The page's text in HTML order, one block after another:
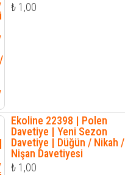
₺1,00
Ekoline 22398 | Polen
Davetiye | Yeni Sezon
Davetiye | Düğün / Nikah /
Nişan Davetiyesi
₺1,00